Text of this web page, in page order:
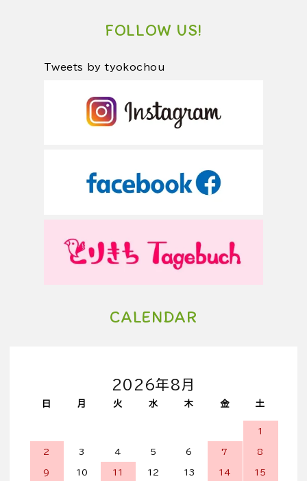
FOLLOW US!
Tweets by tyokochou
CALENDAR
2026年8月
日 月 火 水 木 金 土
1
2 3 4 5 6 7 8
9 10 11 12 13 14 15